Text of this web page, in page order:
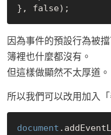
}, false
因為事件的預設行為被
簿裡也什麼都沒有。
但這樣做顯然不太厚道。
所以我們可以改用加入
document